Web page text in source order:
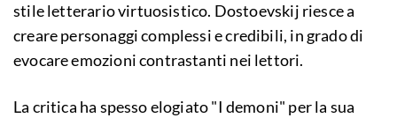
stile letterario virtuosistico. Dostoevskij riesce a
creare personaggi complessi e credibili, in grado di
evocare emozioni contrastanti nei lettori.
La critica ha spesso elogiato "I demoni" per la sua